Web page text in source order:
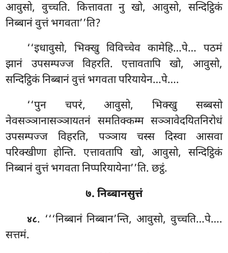
आवुसो, वुच्चति. कित्तावता नु खो, आवुसो, सन्दिट्ठिकं
निब्बानं वुत्तं भगवता’’ति?
‘‘इधावुसो, भिक्खु विविच्चेव कामेहि…पे… पठमं
झानं उपसम्पज्ज विहरति. एत्तावतापि खो, आवुसो,
सन्दिट्ठिकं निब्बानं वुत्तं भगवता परियायेन…पे….
‘‘पुन चपरं, आवुसो, भिक्खु सब्बसो
नेवसञ्ञानासञ्ञायतनं समतिक्कम्म सञ्ञावेदयितनिरोधं
उपसम्पज्ज विहरति, पञ्ञाय चस्स दिस्वा आसवा
परिक्खीणा होन्ति. एत्तावतापि खो, आवुसो, सन्दिट्ठिकं
निब्बानं वुत्तं भगवता निप्परियायेना’’ति. छट्ठं.
७. निब्बानसुत्तं
४८. ‘‘‘निब्बानंनिब्बान’न्ति, आवुसो, वुच्चति…पे….
सत्तमं.